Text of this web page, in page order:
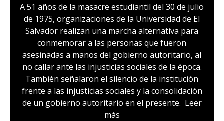
A 51 años de la masacre estudiantil del 30 de julio
de 1975, organizaciones de la Universidad de El
Salvador realizan una marcha alternativa para
conmemorar a las personas que fueron
asesinadas a manos del gobierno autoritario, al
no callar ante las injusticias sociales de la época.
También señalaron el silencio de la institución
frente a las injusticias sociales y la consolidación
de un gobierno autoritario en el presente. Leer
más